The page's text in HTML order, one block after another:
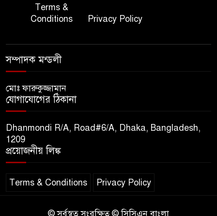
অতিরিক্ত পুলিশ মহাপরিদর্শক
বিপিআই-এর জ্বালানি প্রশিক্ষণ
৯
সুমাইয়া হারুন: মিস মাল্টিন্যাশনাল
১০
Terms &
Conditions
Privacy Policy
সম্পাদক মন্ডলী
মোঃ ফারুকুজ্জামান
যোগাযোগের ঠিকানা
Dhanmondi R/A, Road#6/A, Dhaka, Bangladesh,
1209
প্রয়োজনীয় লিঙ্ক
Terms & Conditions Privacy Policy
© সর্বস্বত্ব সংরক্ষিত © সিসিএন বাংলা